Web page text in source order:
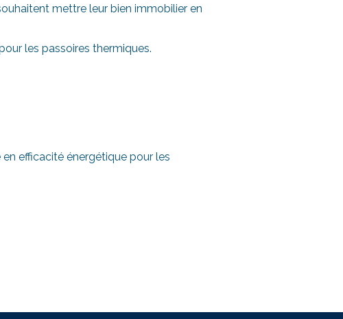
mettre leur bien immobilier en
les passoires thermiques.
en efficacité énergétique pour les